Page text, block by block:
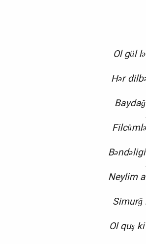
Ol gül
Hər
Neylim
Simurğ
Ol quş